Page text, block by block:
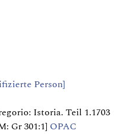
Person]
Istoria. Teil 1.1703
Gr 301:1] OPAC